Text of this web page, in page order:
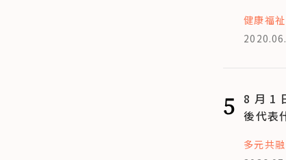
健康福祉
5 8 月 1
後代表
多元共融